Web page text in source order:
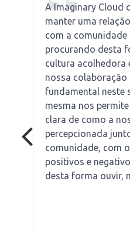
A Imaginary Cloud
manter uma
com a comunidade
procurando desta
cultura acolhedora
nossa colaboração
fundamental neste
mesma nos
clara de como a
percepcionada
comunidade, com
positivos e
desta forma ouvir,